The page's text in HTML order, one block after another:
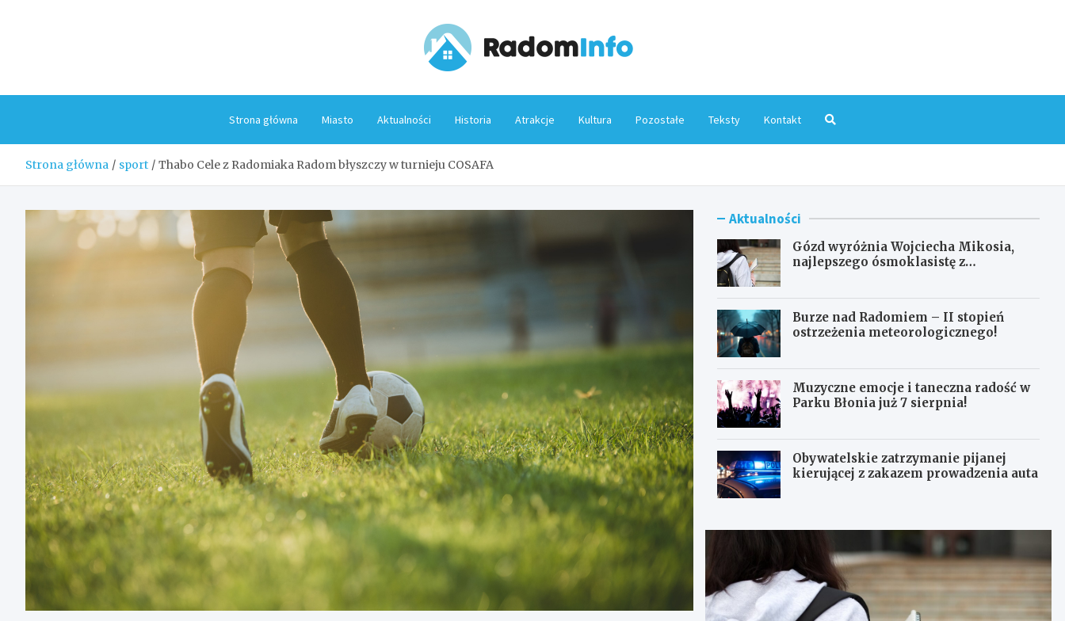
Strona główna Miasto Aktualności Historia Atrakcje Kultura Pozostałe Teksty Kontakt
Strona główna sport Thabo Cele z Radomiaka Radom błyszczy w turnieju COSAFA
Aktualności
Gózd wyróżnia Wojciecha Mikosia,
najlepszego ósmoklasistę z
Burze nad Radomiem – II stopień
ostrzeżenia meteorologicznego!
Muzyczne emocje i taneczna radość w
Parku Błonia już 7 sierpnia!
Obywatelskie zatrzymanie pijanej
kierującej z zakazem prowadzenia auta